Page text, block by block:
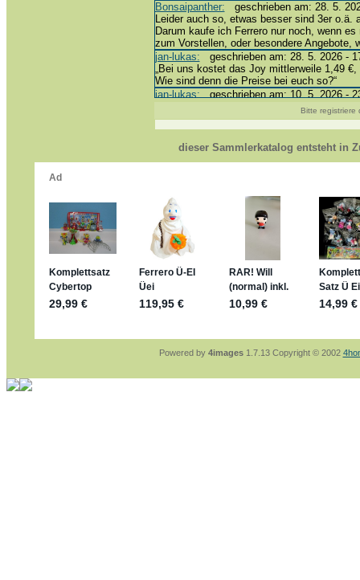
Bonsaipanther: geschrieben am: 28. 5.
Leider auch so, etwas besser sind 3er o.ä.
Darum kaufe ich Ferrero nur noch, wenn
zum Vorstellen, oder besondere Angebote,
jan-lukas: geschrieben am: 28. 5. 2026 -
„Bei uns kostet das Joy mittlerweile 1,49
Wie sind denn die Preise bei euch so?“
jan-lukas:geschrieben am: 10. 5. 2026 -
Bonsaipanther:geschrieben am: 10. 5.
@ Harald
https://www.ue-ei-portal-
Dein Enkel sollte zur Strafe die nächsten
Für die Figuren VC307, 310, 318 und 326
mein Enkel hat die leider weggeworfen
jan-lukas:
geschrieben am: 29. 4. 2026 -
https://www.ferrero-
sammelspass.de/einladung/
jan-lukas:
geschrieben am: 28. 4. 2026 -
stimmt, jetzt fällt es mir auch ein
geschrieben am: 28. 4.
So habe ich das in Erinnerung ... oder?
jan-lukas:geschrieben am: 28. 4. 2026 -
Bitte registriere
dieser Sammlerkatalog entsteht in
Powered by 4images1.7.13 Copyright © 2002